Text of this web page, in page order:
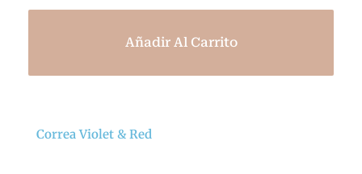
Añadir Al Carrito
Correa Violet & Red